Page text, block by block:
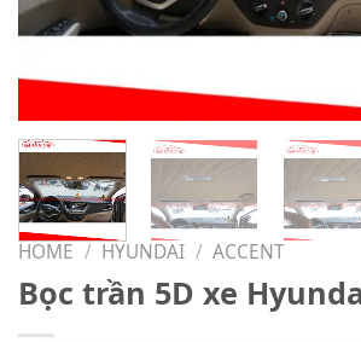
HOME / HYUNDAI / ACCENT
Bọc trần 5D xe